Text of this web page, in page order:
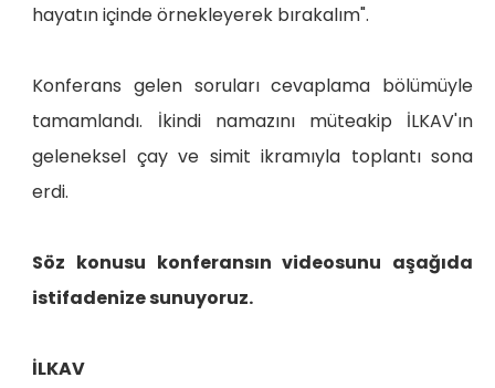
hayatın içinde örnekleyerek bırakalım".
Konferans gelen soruları cevaplama bölümüyle
tamamlandı. İkindi namazını müteakip İLKAV'ın
geleneksel çay ve simit ikramıyla toplantı sona
erdi.
Söz konusu konferansın videosunu aşağıda
istifadenize sunuyoruz.
İLKAV